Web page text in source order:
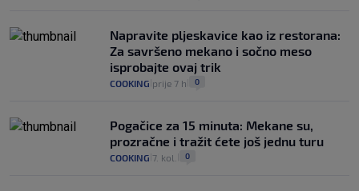
Napravite pljeskavice kao iz restorana:
Za savršeno mekano i sočno meso
isprobajte ovaj trik
COOKING prije 7 h 0
Pogačice za 15 minuta: Mekane su,
prozračne i tražit ćete još jednu turu
COOKING 7. kol. 0